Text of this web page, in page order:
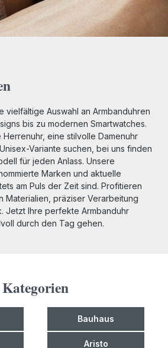
vielfältige Auswahl an Armbanduhren
bis zu modernen Smartwatches.
eine stilvolle Damenuhr
Variante suchen, bei uns finden
für jeden Anlass. Unsere
Marken und aktuelle
am Puls der Zeit sind. Profitieren
Materialien, präziser Verarbeitung
Jetzt Ihre perfekte Armbanduhr
durch den Tag gehen.
Kategorien
Bauhaus
Aristo